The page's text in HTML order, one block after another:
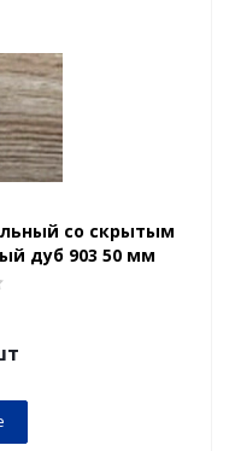
со скрытым
дуб 903 50 мм